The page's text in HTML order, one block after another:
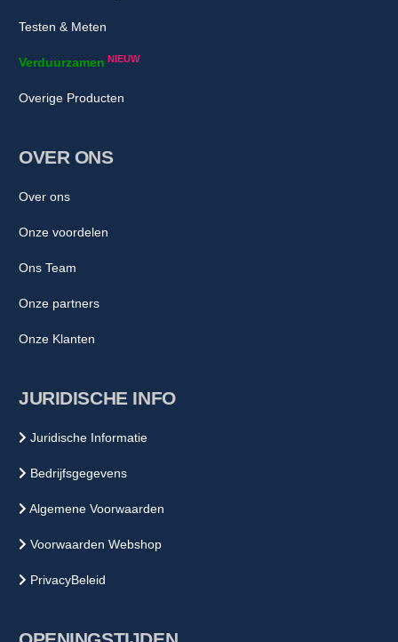
Testen & Meten
Verduurzamen NIEUW
Overige Producten
OVER ONS
Over ons
Onze voordelen
Ons Team
Onze partners
Onze Klanten
JURIDISCHE INFO
Juridische Informatie
Bedrijfsgegevens
Algemene Voorwaarden
Voorwaarden Webshop
PrivacyBeleid